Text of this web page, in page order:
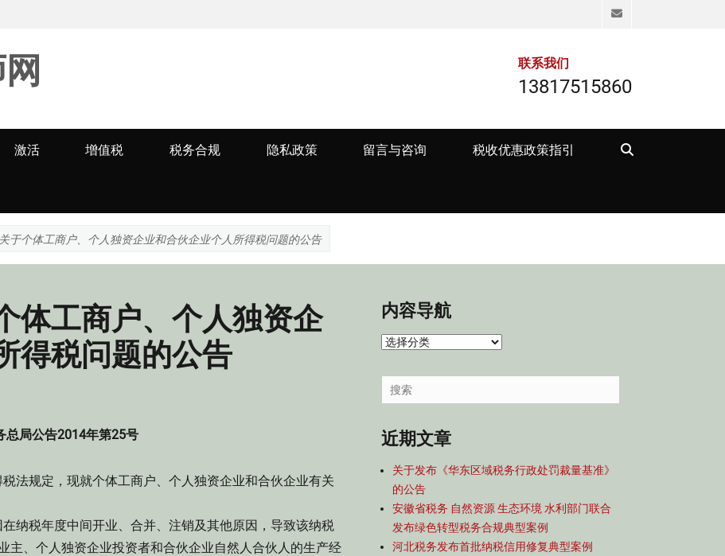
Email
联系我们
13817515860
激活 增值税 税务合规 隐私政策 留言与咨询 税收优惠政策指引
于个体工商户、个人独资企业和合伙企业个人所得税问题的公告
体工商户、个人独资企
得税问题的公告
总局公告2014年第25号
法规定，现就个体工商户、个人独资企业和合伙企业有关
税年度中间开业、合并、注销及其他原因，导致该纳税
主、个人独资企业投资者和合伙企业自然人合伙人的生产经
内容导航
内
导
航
Search
for:
近期文章
关于发布《华东区域税务行政处罚裁量基准》
的公告
安徽省税务 自然资源 生态环境 水利部门联合
发布绿色转型税务合规典型案例
河北税务发布首批纳税信用修复典型案例